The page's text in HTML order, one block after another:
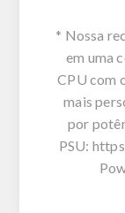
* Nossa
em uma
CPU com
mais
por
PSU: